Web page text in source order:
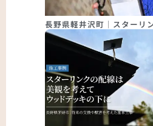
長野県軽井沢町｜スターリ